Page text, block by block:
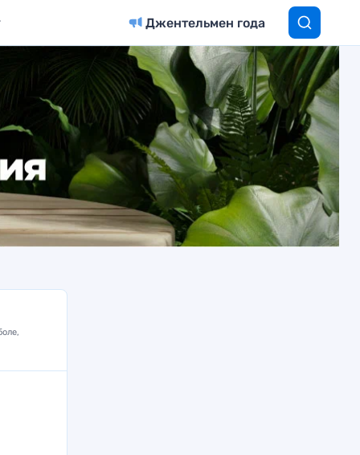
Джентельмен года